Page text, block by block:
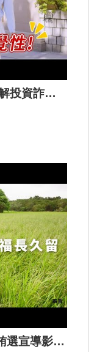
廢柴與防詐小天使的任務—破解投資詐騙（完整版）
114年全國基層農漁會選舉反賄選宣導影片(客語)